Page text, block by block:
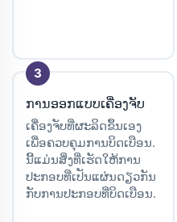
ການອອກແບບເຄື່ອງຈັບ
ເຄື່ອງຈັບທີ່ຜະລິດຂຶ້ນເອງ
ເພື່ອຄວບຄຸມການບິດເບືອນ.
ນີ້ແມ່ນສິ່ງທີ່ເຮັດໃຫ້ການ
ປະກອບທີ່ເປັນແຜ່ນດຽວກັນ
ກັບການປະກອບທີ່ບິດເບືອນ.